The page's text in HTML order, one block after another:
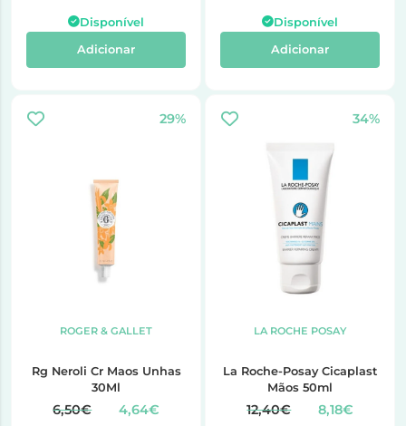
Disponível
Adicionar
Disponível
Adicionar
29%
ROGER & GALLET
Rg Neroli Cr Maos Unhas
30Ml
6,50€ 4,64€
34%
LA ROCHE POSAY
La Roche-Posay Cicaplast
Mãos 50ml
12,40€ 8,18€